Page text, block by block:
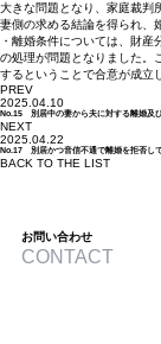
大きな問題となり、家庭裁判
妻側の求める結論を得られ、
・離婚条件については、財
の処理が問題となりました。
するということで合意が成立
PREV
2025.04.10
No.15 別居中の妻から夫に対する離婚及
NEXT
2025.04.22
No.17 別居かつ音信不通で離婚を拒否し
BACK TO THE LIST
お問い合わせ
CONTACT